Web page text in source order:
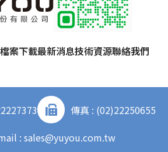
檔案下載最新消息技術資源聯絡我們
傳真 : (02)22250655
: sales@yuyou.com.tw